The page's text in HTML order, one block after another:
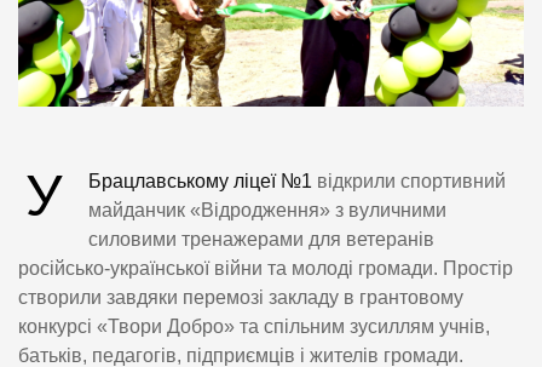
У Брацлавському ліцеї №1 відкрили спортивний
майданчик «Відродження» з вуличними
силовими тренажерами для ветеранів
російсько-української війни та молоді громади. Простір
створили завдяки перемозі закладу в грантовому
конкурсі «Твори Добро» та спільним зусиллям учнів,
батьків, педагогів, підприємців і жителів громади.